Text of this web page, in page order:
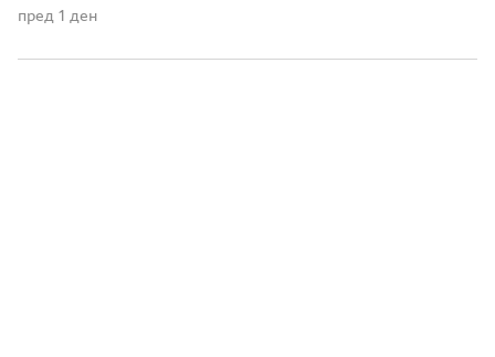
политички говори. Таму секој збор има поголема
државотворната мисла на македонскиот народ. Затоа
пред 1 ден